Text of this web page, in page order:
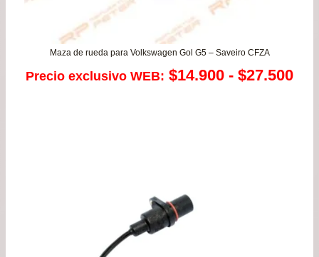
Maza de rueda para Volkswagen Gol G5 – Saveiro CFZA
Precio exclusivo WEB: $14.900 - $27.500